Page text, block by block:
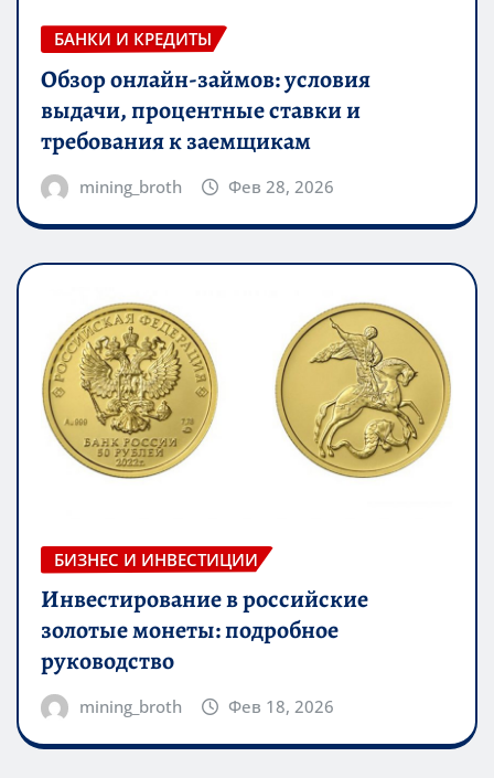
БАНКИ И КРЕДИТЫ
Обзор онлайн-займов: условия
выдачи, процентные ставки и
требования к заемщикам
mining_broth Фев 28, 2026
БИЗНЕС И ИНВЕСТИЦИИ
Инвестирование в российские
золотые монеты: подробное
руководство
mining_broth Фев 18, 2026